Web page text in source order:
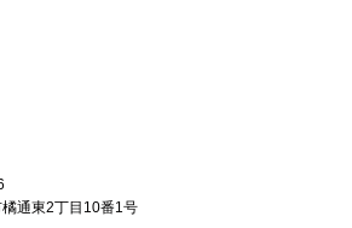
通東2丁目10番1号